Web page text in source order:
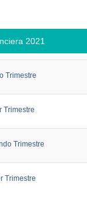
2021
Trimestre
Trimestre
Trimestre
Trimestre